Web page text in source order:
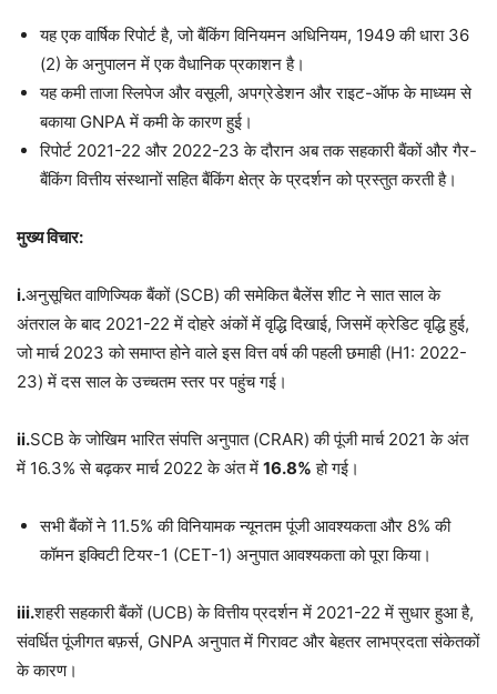
यह एक वार्षिक रिपोर्ट है, जो बैंकिंग विनियमन अधिनियम, 1949 की धारा 36
(2) के अनुपालन में एक वैधानिक प्रकाशन है।
यह कमी ताजा स्लिपेज और वसूली, अपग्रेडेशन और राइट-ऑफ के माध्यम से
बकाया GNPA में कमी के कारण हुई।
रिपोर्ट 2021-22 और 2022-23 के दौरान अब तक सहकारी बैंकों और गैर-
बैंकिंग वित्तीय संस्थानों सहित बैंकिंग क्षेत्र के प्रदर्शन को प्रस्तुत करती है।
मुख्य विचार:
i.अनुसूचित वाणिज्यिक बैंकों (SCB) की समेकित बैलेंस शीट ने सात साल के
अंतराल के बाद 2021-22 में दोहरे अंकों में वृद्धि दिखाई, जिसमें क्रेडिट वृद्धि हुई,
जो मार्च 2023 को समाप्त होने वाले इस वित्त वर्ष की पहली छमाही (H1: 2022-
23) में दस साल के उच्चतम स्तर पर पहुंच गई।
ii.SCB के जोखिम भारित संपत्ति अनुपात (CRAR) की पूंजी मार्च 2021 के अंत
में 16.3% से बढ़कर मार्च 2022 के अंत में 16.8% हो गई।
सभी बैंकों ने 11.5% की विनियामक न्यूनतम पूंजी आवश्यकता और 8% की
कॉमन इक्विटी टियर-1 (CET-1) अनुपात आवश्यकता को पूरा किया।
iii.शहरी सहकारी बैंकों (UCB) के वित्तीय प्रदर्शन में 2021-22 में सुधार हुआ है,
संवर्धित पूंजीगत बफ़र्स, GNPA अनुपात में गिरावट और बेहतर लाभप्रदता संकेतकों
के कारण।